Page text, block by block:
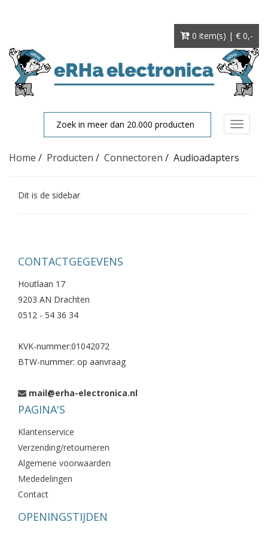
0 item(s) | € 0,-
Toggle
Home / Producten / Connectoren / Audioadapters
Dit is de sidebar
CONTACTGEGEVENS
Houtlaan 17
9203 AN Drachten
0512 - 54 36 34
KVK-nummer:01042072
BTW-nummer: op aanvraag
mail@erha-electronica.nl
PAGINA'S
Klantenservice
Verzending/retourneren
Algemene voorwaarden
Mededelingen
Contact
OPENINGSTIJDEN